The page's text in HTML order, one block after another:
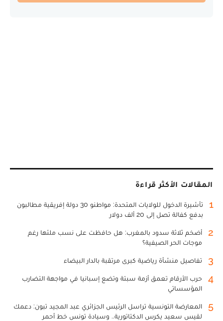
المقالات الأكثر قراءة
1
تأشيرة الدخول للولايات المتحدة: مواطنو 30 دولة إفريقية مطالبون
بدفع كفالة تصل إلى 20 ألف دولار
2
أضخم ثلاثة سدود بالمغرب: هل حافظت على نسب ملئها رغم
موجات الحر الصيفية؟
3 تفاصيل منشأة رياضية كبرى مرتقبة بالدار البيضاء
4
حرب الأرقام تعمق أزمة سبتة وتضع إسبانيا في مواجهة التضارب
المؤسساتي
5
المعارضة التونسية تراسل الرئيس الجزائري عبد المجيد تبون: دعمك
لقيس سعيد يكرس الدكتاتورية.. وسيادة تونس خط أحمر